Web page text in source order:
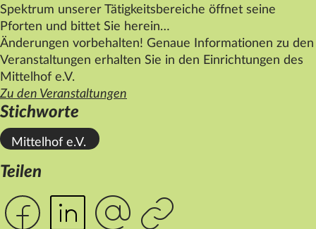
Spektrum unserer Tätigkeitsbereiche öffnet seine
Pforten und bittet Sie herein…
Änderungen vorbehalten! Genaue Informationen zu den
Veranstaltungen erhalten Sie in den Einrichtungen des
Mittelhof e.V.
Zu den Veranstaltungen
Stichworte
Mittelhof e.V.
Teilen